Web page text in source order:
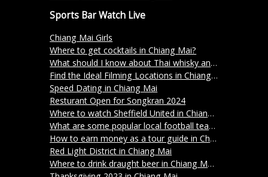
Sports Bar Watch Live
Chiang Mai Girls
Where to get cocktails in Chiang Mai?
What should I know about Thai whisky and its varieties?
Find the Ideal Filming Locations in Chiang Mai
Speed Dating in Chiang Mai
Resturant Open for Songkran 2024
Where to watch Sheffield United in Chiang Mai?
What are some popular local football teams in Chiang Mai?
How to earn money as a tour guide in Chiang Mai Thailand
Red Light District in Chiang Mai
Where to drink draught beer in Chiang Mai?